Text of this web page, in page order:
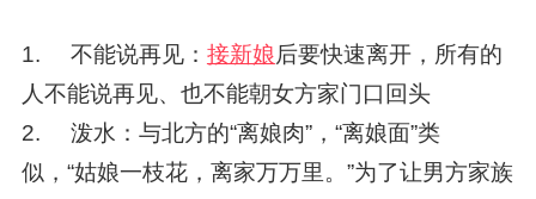
1. 不能说再见： 接新娘后要快速离开，所有的
人不能说再见、也不能朝女方家门口回头
2. 泼水：与北方的“离娘肉”，“离娘面”类
似，“姑娘一枝花，离家万万里。”为了让男方家族